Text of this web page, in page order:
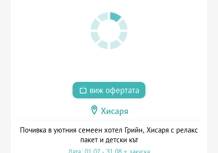
виж офертата
Хисаря
Почивка в уютния семеен хотел Грийн, Хисаря с релакс
пакет и детски кът